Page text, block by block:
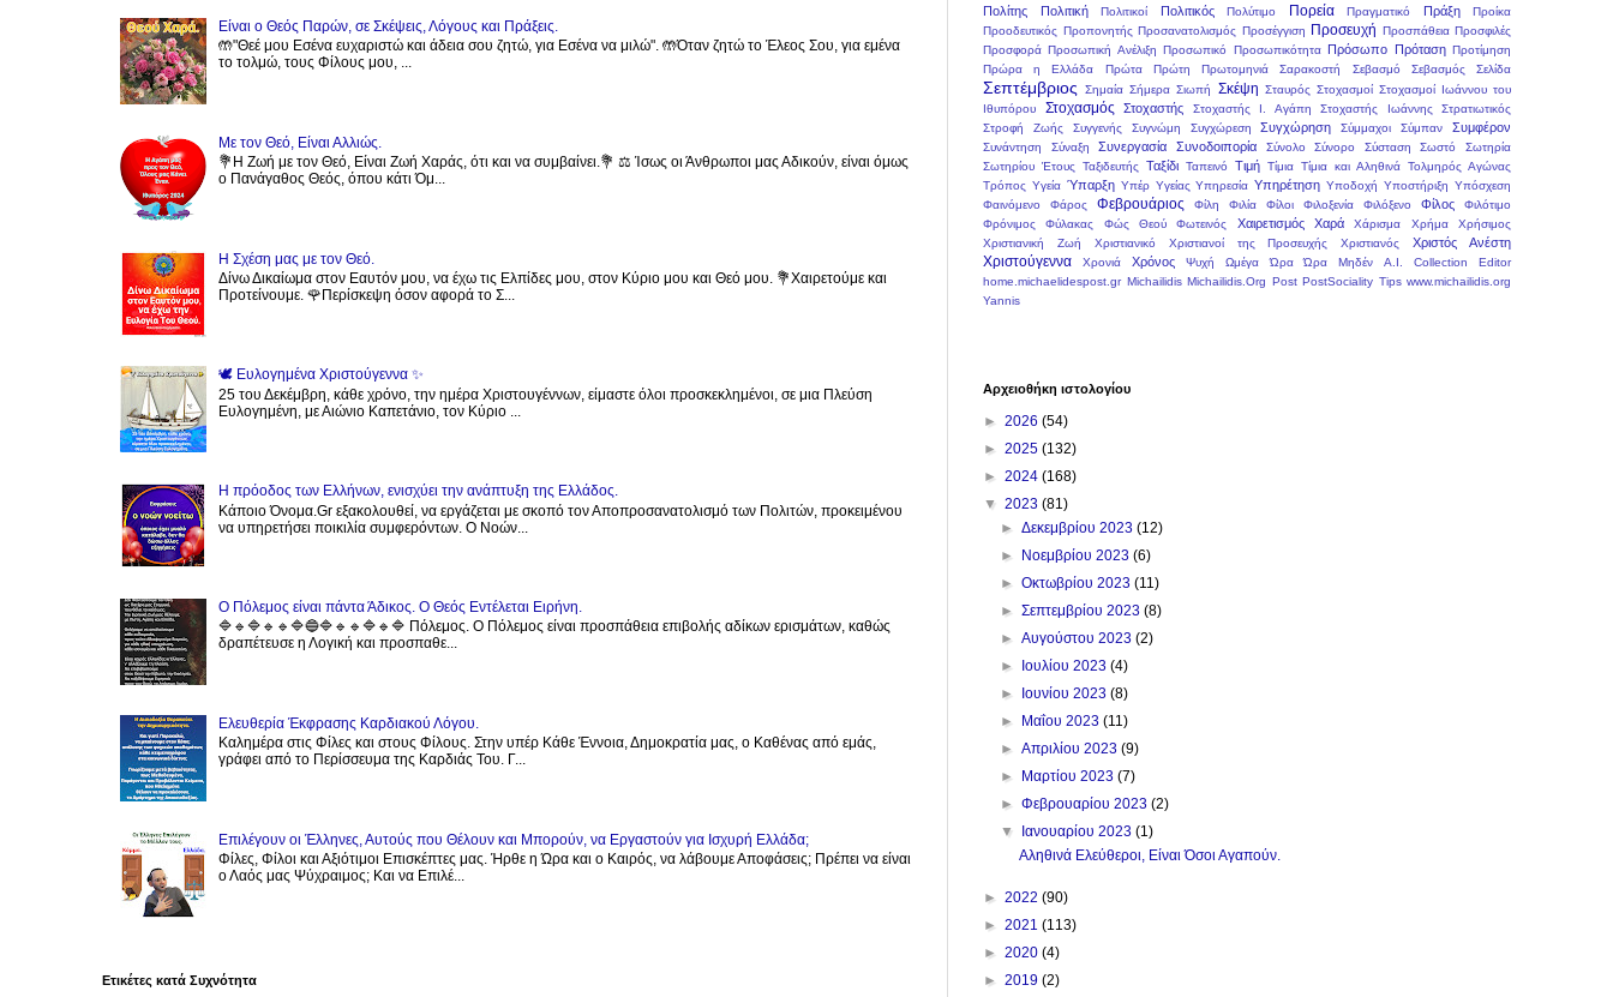
Είναι ο Θεός Παρών, σε Σκέψεις, Λόγους και Πράξεις.
🤲"Θεέ μου Εσένα ευχαριστώ και άδεια σου ζητώ, για Εσένα να μιλώ". 🤲Όταν ζητώ το Έλεος Σου, για εμένα
το τολμώ, τους Φίλους μου, ...
Με τον Θεό, Είναι Αλλιώς.
💐Η Ζωή με τον Θεό, Είναι Ζωή Χαράς, ότι και να συμβαίνει.💐 ⚖️ Ίσως οι Άνθρωποι μας Αδικούν, είναι όμως
ο Πανάγαθος Θεός, όπου κάτι Όμ...
Η Σχέση μας με τον Θεό.
Δίνω Δικαίωμα στον Εαυτόν μου, να έχω τις Ελπίδες μου, στον Κύριο μου και Θεό μου. 💐Χαιρετούμε και
Προτείνουμε. 🌹Περίσκεψη όσον αφορά το Σ...
🕊 Ευλογημένα Χριστούγεννα ✨️
25 του Δεκέμβρη, κάθε χρόνο, την ημέρα Χριστουγέννων, είμαστε όλοι προσκεκλημένοι, σε μια Πλεύση
Ευλογημένη, με Αιώνιο Καπετάνιο, τον Κύριο ...
Η πρόοδος των Ελλήνων, ενισχύει την ανάπτυξη της Ελλάδος.
Κάποιο Όνομα.Gr εξακολουθεί, να εργάζεται με σκοπό τον Αποπροσανατολισμό των Πολιτών, προκειμένου
να υπηρετήσει ποικιλία συμφερόντων. Ο Νοών...
Ο Πόλεμος είναι πάντα Άδικος. Ο Θεός Εντέλεται Ειρήνη.
🔷️🔹️🔷️🔹️🔹️🔷️🔵🔷️🔹️🔹️🔷️🔹️🔷️ Πόλεμος. Ο Πόλεμος είναι προσπάθεια επιβολής αδίκων ερισμάτων, καθώς
δραπέτευσε η Λογική και προσπαθε...
Ελευθερία Έκφρασης Καρδιακού Λόγου.
Καλημέρα στις Φίλες και στους Φίλους. Στην υπέρ Κάθε Έννοια, Δημοκρατία μας, ο Καθένας από εμάς,
γράφει από το Περίσσευμα της Καρδιάς Του. Γ...
Επιλέγουν οι Έλληνες, Αυτούς που Θέλουν και Μπορούν, να Εργαστούν για Ισχυρή Ελλάδα;
Φίλες, Φίλοι και Αξιότιμοι Επισκέπτες μας. Ήρθε η Ώρα και ο Καιρός, να λάβουμε Αποφάσεις; Πρέπει να είναι
ο Λαός μας Ψύχραιμος; Και να Επιλέ...
Ετικέτες κατά Συχνότητα
Πολίτης
Πολιτική Πολιτικοί Πολιτικός Πολύτιμο Πορεία Πραγματικό Πράξη
Προίκα
Προοδευτικός Προπονητής Προσανατολισμός Προσέγγιση Προσευχή Προσπάθεια Προσφιλές
Προσφορά Προσωπική Ανέλιξη Προσωπικό Προσωπικότητα Πρόσωπο Πρόταση Προτίμηση
Πρώρα η Ελλάδα
Πρώτα Πρώτη Πρωτομηνιά Σαρακοστή Σεβασμό Σεβασμός Σελίδα
Σεπτέμβριος Σημαία Σήμερα Σιωπή Σκέψη Σταυρός Στοχασμοί Στοχασμοί Ιωάννου του
Ιθυπόρου
Στοχασμός Στοχαστής Στοχαστής Ι. Αγάπη Στοχαστής Ιωάννης
Στρατιωτικός
Στροφή Ζωής
Συγγενής Συγνώμη Συγχώρεση Συγχώρηση Σύμμαχοι Σύμπαν Συμφέρον
Συνάντηση Σύναξη Συνεργασία Συνοδοιπορία Σύνολο Σύνορο Σύσταση Σωστό
Σωτηρία
Σωτηρίου Έτους Ταξιδευτής Ταξίδι Ταπεινό Τιμή Τίμια Τίμια και Αληθινά Τολμηρός Αγώνας
Τρόπος Υγεία Ύπαρξη Υπέρ Υγείας Υπηρεσία Υπηρέτηση Υποδοχή Υποστήριξη Υπόσχεση
Φαινόμενο
Φάρος Φεβρουάριος Φίλη Φιλία Φίλοι Φιλοξενία Φιλόξενο Φίλος
Φιλότιμο
Φρόνιμος
Φύλακας Φώς Θεού Φωτεινός Χαιρετισμός Χαρά Χάρισμα Χρήμα
Χρήσιμος
Χριστιανική Ζωή
Χριστιανικό Χριστιανοί της Προσευχής Χριστιανός Χριστός Ανέστη
Χριστούγεννα Χρονιά Χρόνος Ψυχή Ωμέγα Ώρα Ώρα Μηδέν A.I. Collection
Editor
home.michaelidespost.gr Michailidis Michailidis.Org Post PostSociality Tips www.michailidis.org
Yannis
Αρχειοθήκη ιστολογίου
► 2026 (54)
► 2025 (132)
► 2024 (168)
▼ 2023 (81)
►Δεκεμβρίου 2023(12)
► Νοεμβρίου 2023(6)
►Οκτωβρίου 2023(11)
►Σεπτεμβρίου 2023(8)
►Αυγούστου 2023(2)
► Ιουλίου 2023(4)
► Ιουνίου 2023(8)
► Μαΐου 2023(11)
►Απριλίου 2023(9)
► Μαρτίου 2023(7)
►Φεβρουαρίου 2023(2)
▼ Ιανουαρίου 2023(1)
Αληθινά Ελεύθεροι, Είναι Όσοι Αγαπούν.
► 2022 (90)
► 2021 (113)
► 2020 (4)
► 2019 (2)